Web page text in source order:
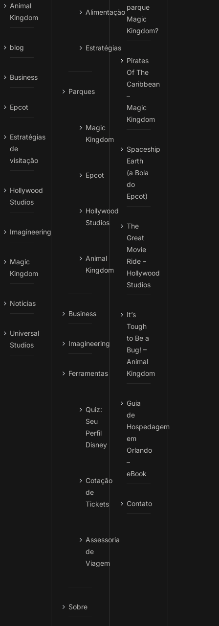
Animal
Kingdom
blog
Business
Epcot
Estratégias
de
visitação
Hollywood
Studios
Imagineering
Magic
Kingdom
Notícias
Universal
Studios
Alimentação
Estratégias
Parques
Magic
Kingdom
Epcot
Hollywood
Studios
Animal
Kingdom
Business
Imagineering
Ferramentas
Quiz:
Seu
Perfil
Disney
Cotação
de
Tickets
Assessoria
de
Viagem
Sobre
parque
Magic
Kingdom?
Pirates
Of The
Caribbean
–
Magic
Kingdom
Spaceship
Earth
(a Bola
do
Epcot)
The
Great
Movie
Ride –
Hollywood
Studios
It’s
Tough
to Be a
Bug! –
Animal
Kingdom
Guia
de
Hospedagem
em
Orlando
–
eBook
Contato